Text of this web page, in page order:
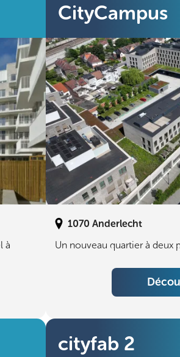
à
CityCampus
1070 Anderlecht
Un nouveau quartier à deux
cityfab 2